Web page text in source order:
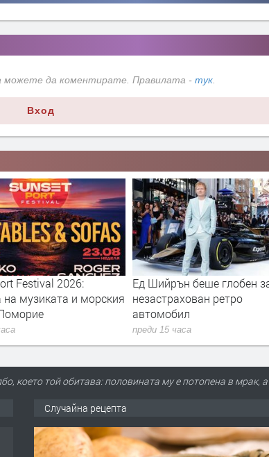
можете да коментирате. Правилата - тук.
Вход
беше глобен заради
ретро
Джаз концертът 100
Miles Davis идва в
през ноември
преди 15 часа
което той обитава: половината му е потопена в мрак,
Случайна рецепта